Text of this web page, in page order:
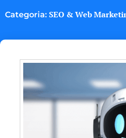
Categoria: SEO & Web